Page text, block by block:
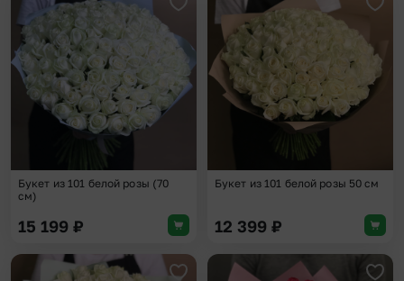
Добавить в избранное
Букет из 101 белой розы (70
см)
15 199 ₽
Букет из 101 белой розы 50 см
12 399 ₽